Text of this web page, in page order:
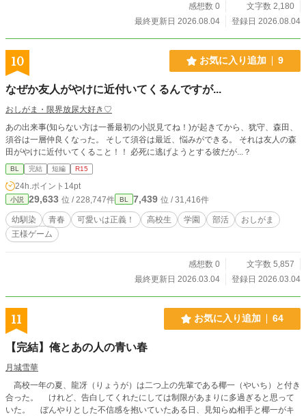
感想数 0
文字数 2,180
最終更新日 2026.08.04
登録日 2026.08.04
10 お気に入り追加 9
なぜか友人がやけに近付いてくるんですが...
おしがま・限界放尿大好き♡
あの出来事(知らない方は一番最初の小説見てね！)が起きてから、犹守、森田、
須谷は一層仲良くなった。 そして須谷は最近、悩みができる。 それは友人の森
田がやけに近付いてくること！！ 必死に逃げようとする彼だが...？
BL 完結 短編 R15
24h.ポイント 14pt
小説 29,633 位 / 228,747件 BL 7,439 位 / 31,416件
幼馴染 青春 可愛いは正義！ 高校生 学園 部活
おしがま
王様ゲーム
感想数 0
文字数 5,857
最終更新日 2026.03.04
登録日 2026.03.04
11 お気に入り追加 64
【完結】俺とあの人の青い春
月城雪華
高校一年の夏、龍冴（りょうが）は二つ上の先輩である椰一（やいち）と付き
合った。 けれど、告白してくれたにしては制限があまりに多過ぎると思って
いた。 ぼんやりとした不信感を抱いていたある日、見知らぬ相手と椰一がキ